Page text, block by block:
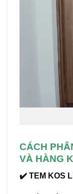
CÁCH
VÀ HÀNG
✔️ TEM KOS